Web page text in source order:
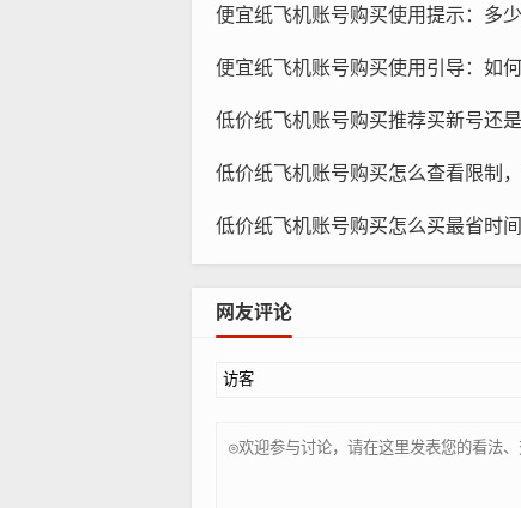
便宜纸飞机账号购买使用提示：多少次发消
便宜纸飞机账号购买使用引导：如何检查
低价纸飞机账号购买推荐买新号还
低价纸飞机账号购买怎么查看限制，
低价纸飞机账号购买怎么买最省时间，
网友评论